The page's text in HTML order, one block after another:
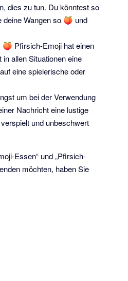
dies zu tun. Du könntest so
deine Wangen so 🍑 und
🍑 Pfirsich-Emoji hat einen
allen Situationen eine
eine spielerische oder
um bei der Verwendung
Nachricht eine lustige
und unbeschwert
Essen“ und „Pfirsich-
möchten, haben Sie